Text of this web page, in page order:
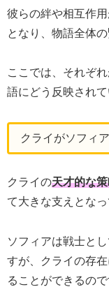
彼らの絆や相互作
となり、物語全体
ここでは、それぞ
語にどう反映され
クライがソフィ
クライの天才的な
て大きな支えとなっ
ソフィアは戦士と
すが、クライの存
ることができるので